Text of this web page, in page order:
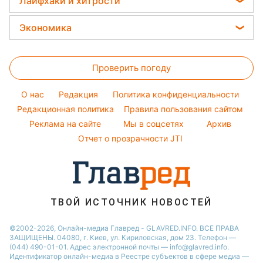
Филипп Киркоров
Елена Зеленская
Новости Черкассы
Новости Львова
Новости Ровно
Закуски
Все о шоу-бизнесе
Погода на сегодня
Погода на завтра
Окрашивание волос
Красивый маникюр
Модные ошибки
Советы от Андре Тана
Все о сале
Стирка
Комнатные растения
Авто
Экономика
Денежная помощь
Тарифы
Курс валют
Проверить погоду
O нас Редакция
Политика конфиденциальности
Редакционная политика
Правила пользования сайтом
Реклама на сайте
Мы в соцсетях
Архив
Отчет о прозрачности JTI
ТВОЙ ИСТОЧНИК НОВОСТЕЙ
©2002-2026, Онлайн-медиа Главред - GLAVRED.INFO. ВСЕ ПРАВА
ЗАЩИЩЕНЫ. 04080, г. Киев, ул. Кириловская, дом 23. Телефон —
(044) 490-01-01. Адрес электронной почты — info@glavred.info.
Идентификатор онлайн-медиа в Реестре cубъектов в сфере медиа —